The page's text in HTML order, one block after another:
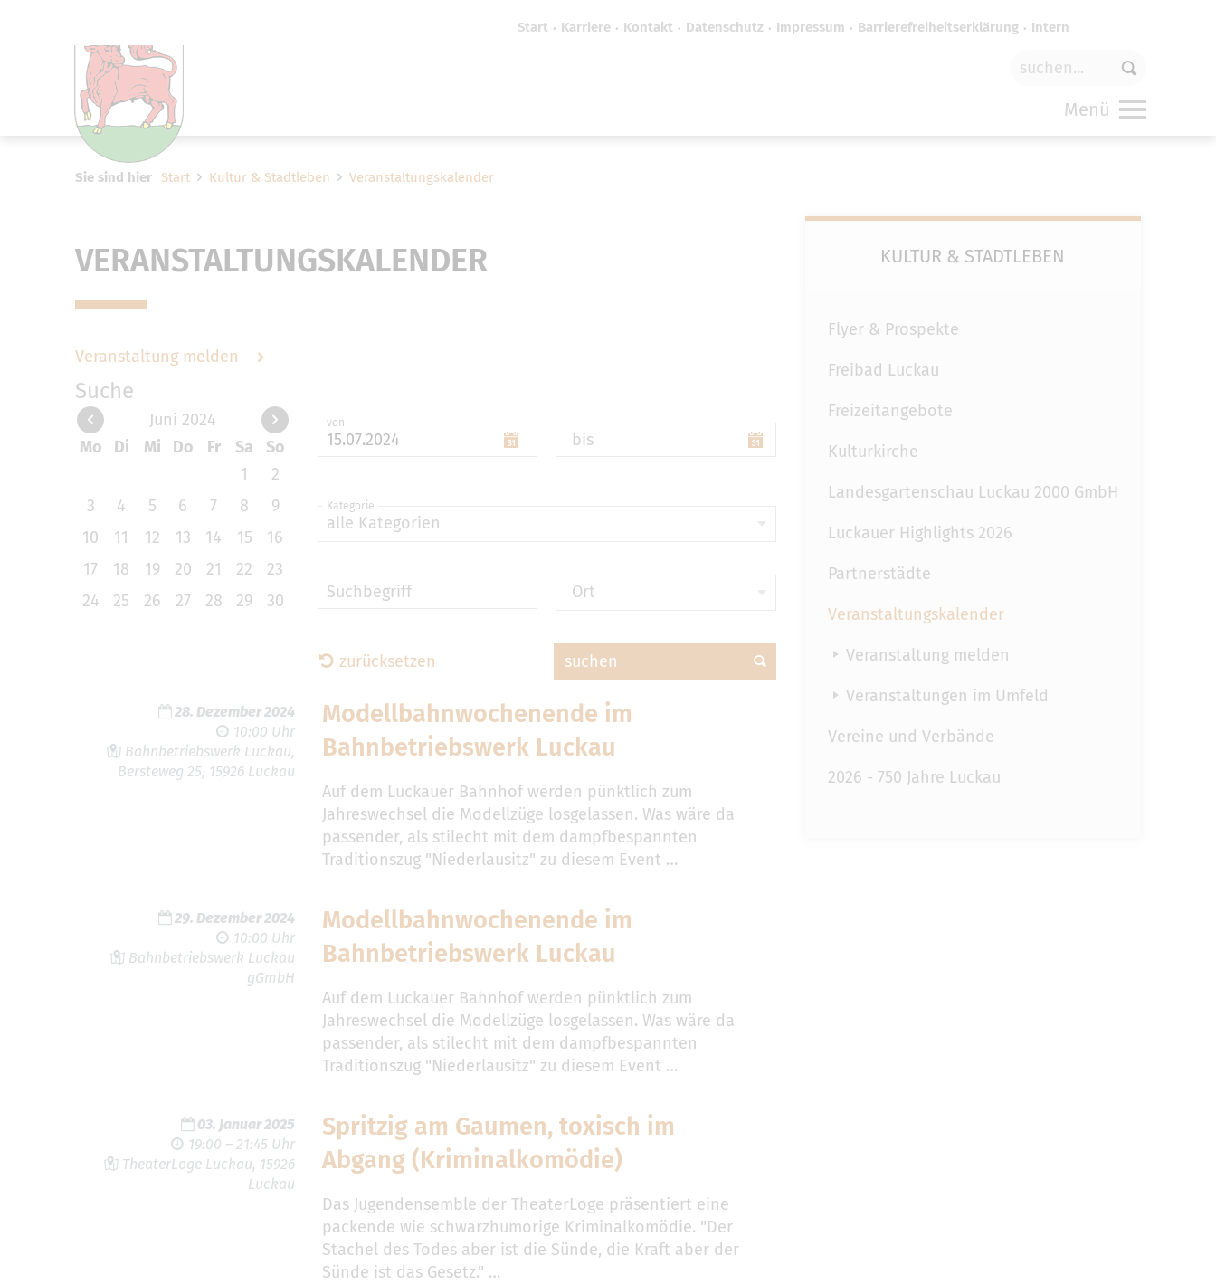
Start Karriere Kontakt Datenschutz Impressum Barrierefreiheitserklärung Intern
Menü
Sie sind hier Start Kultur & Stadtleben Veranstaltungskalender
VERANSTALTUNGSKALENDER
Veranstaltung melden
Suche
Juni 2024
Mo
Di Mi Do Fr Sa
So
1
2
3
4 5 6 7 8
9
10
11 12 13 14 15
16
17
18 19 20 21 22
23
24
25 26 27 28 29 30
von
bis
alle Kategorien
Kategorie
Suchbegriff Ort
zurücksetzen suchen
28. Dezember 2024
10:00 Uhr
Bahnbetriebswerk Luckau,
Bersteweg 25, 15926 Luckau
Modellbahnwochenende im
Bahnbetriebswerk Luckau
Auf dem Luckauer Bahnhof werden pünktlich zum
Jahreswechsel die Modellzüge losgelassen. Was wäre da
passender, als stilecht mit dem dampfbespannten
Traditionszug "Niederlausitz" zu diesem Event …
29. Dezember 2024
10:00 Uhr
Bahnbetriebswerk Luckau
gGmbH
Modellbahnwochenende im
Bahnbetriebswerk Luckau
Auf dem Luckauer Bahnhof werden pünktlich zum
Jahreswechsel die Modellzüge losgelassen. Was wäre da
passender, als stilecht mit dem dampfbespannten
Traditionszug "Niederlausitz" zu diesem Event …
03. Januar 2025
19:00 – 21:45 Uhr
TheaterLoge Luckau, 15926
Luckau
Spritzig am Gaumen, toxisch im
Abgang (Kriminalkomödie)
Das Jugendensemble der TheaterLoge präsentiert eine
packende wie schwarzhumorige Kriminalkomödie. "Der
Stachel des Todes aber ist die Sünde, die Kraft aber der
Sünde ist das Gesetz." …
KULTUR & STADTLEBEN
Flyer & Prospekte
Freibad Luckau
Freizeitangebote
Kulturkirche
Landesgartenschau Luckau 2000 GmbH
Luckauer Highlights 2026
Partnerstädte
Veranstaltungskalender
Veranstaltung melden
Veranstaltungen im Umfeld
Vereine und Verbände
2026 - 750 Jahre Luckau
in den